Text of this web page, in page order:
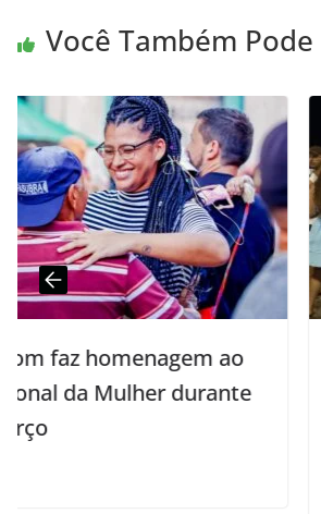
Você Também
Guarda Civil
programação especial
homenagem às